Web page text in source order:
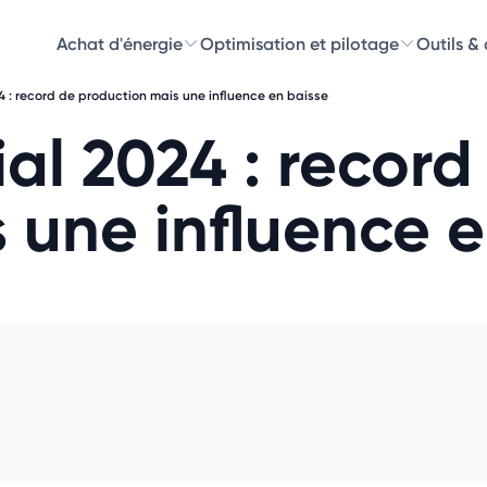
Achat d'énergie Optimisation et pilotage Outils &
: record de production mais une influence en baisse
2024 :
influence
Choisissez les